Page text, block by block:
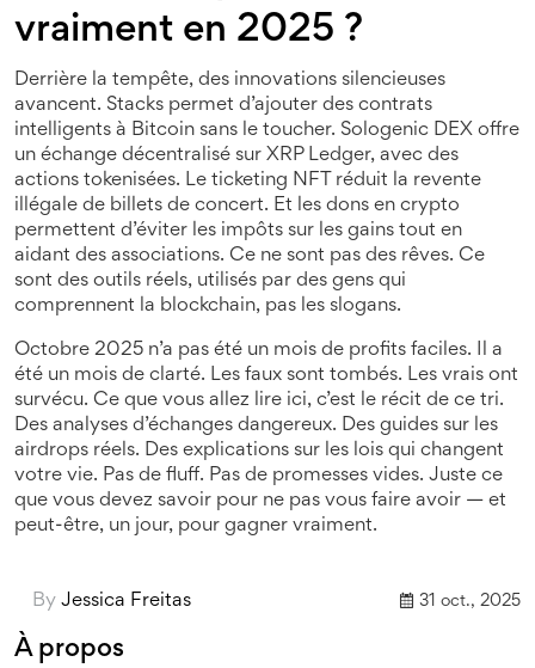
vraiment en 2025 ?
Derrière la tempête, des innovations silencieuses
avancent. Stacks permet d’ajouter des contrats
intelligents à Bitcoin sans le toucher. Sologenic DEX offre
un échange décentralisé sur XRP Ledger, avec des
actions tokenisées. Le ticketing NFT réduit la revente
illégale de billets de concert. Et les dons en crypto
permettent d’éviter les impôts sur les gains tout en
aidant des associations. Ce ne sont pas des rêves. Ce
sont des outils réels, utilisés par des gens qui
comprennent la blockchain, pas les slogans.
Octobre 2025 n’a pas été un mois de profits faciles. Il a
été un mois de clarté. Les faux sont tombés. Les vrais ont
survécu. Ce que vous allez lire ici, c’est le récit de ce tri.
Des analyses d’échanges dangereux. Des guides sur les
airdrops réels. Des explications sur les lois qui changent
votre vie. Pas de fluff. Pas de promesses vides. Juste ce
que vous devez savoir pour ne pas vous faire avoir — et
peut-être, un jour, pour gagner vraiment.
By Jessica Freitas 31 oct., 2025
À propos